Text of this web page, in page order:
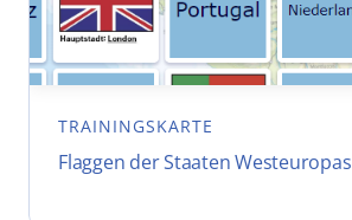
TRAININGSKARTE
Flaggen der Staaten Westeuropas